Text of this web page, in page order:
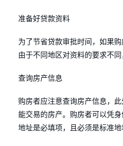
准备好贷款资料
为了节省贷款审批时间，如果
由于不同地区对资料的要求不
查询房产信息
购房者应注意查询房产信息，
能交易的房产。购房者可以凭
地址是必填项，且必须是标准地